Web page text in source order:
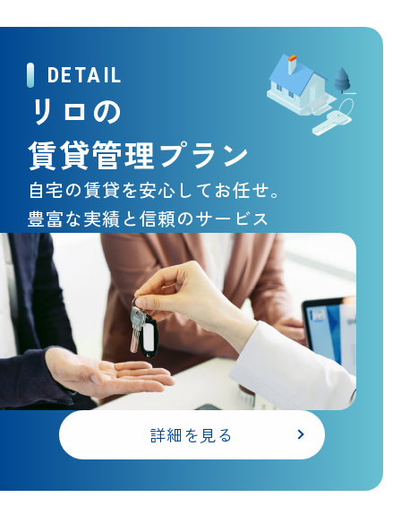
DETAIL
リロの
賃貸管理プラン
自宅の賃貸を安心してお任せ。
豊富な実績と信頼のサービス
詳細を見る